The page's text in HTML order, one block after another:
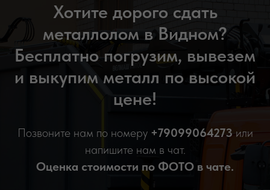
Хотите дорого сдать
металлолом в Видном?
Бесплатно погрузим, вывезем
и выкупим металл по высокой
цене!
Позвоните нам по номеру +79099064273 или
напишите нам в чат.
Оценка стоимости по ФОТО в чате.